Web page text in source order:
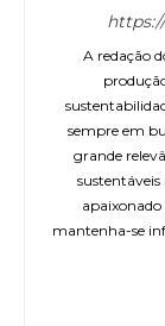
A redação
sempre em
grande
mantenha-se